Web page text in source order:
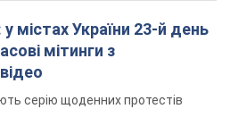
містах України 23-й день
мітинги з
серію щоденних протестів